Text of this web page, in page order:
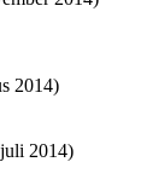
2014)
2014)